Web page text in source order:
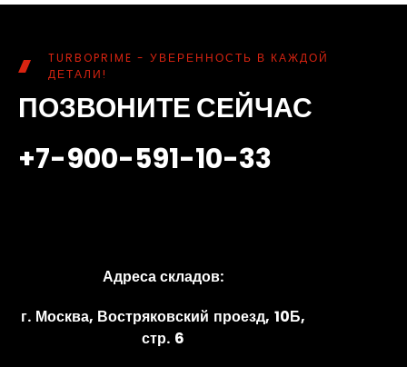
TURBOPRIME - УВЕРЕННОСТЬ В КАЖДОЙ
ДЕТАЛИ!
ПОЗВОНИТЕ СЕЙЧАС
+7-900-591-10-33
Адреса складов:
г. Москва, Востряковский проезд, 10Б,
стр. 6